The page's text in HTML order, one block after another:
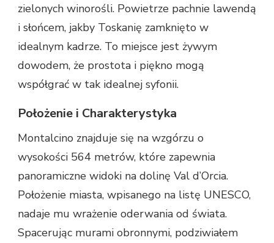
zielonych winorośli. Powietrze pachnie lawendą
i słońcem, jakby Toskanię zamknięto w
idealnym kadrze. To miejsce jest żywym
dowodem, że prostota i piękno mogą
współgrać w tak idealnej syfonii.
Położenie i Charakterystyka
Montalcino znajduje się na wzgórzu o
wysokości 564 metrów, które zapewnia
panoramiczne widoki na dolinę Val d’Orcia.
Położenie miasta, wpisanego na listę UNESCO,
nadaje mu wrażenie oderwania od świata.
Spacerując murami obronnymi, podziwiałem